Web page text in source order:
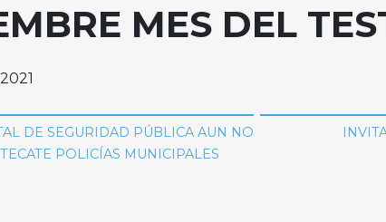
MES DEL
DE SEGURIDAD PÚBLICA AUN NO
POLICÍAS MUNICIPALES